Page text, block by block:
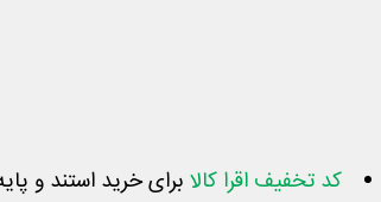
کد تخفیف اقرا کالا برای خرید استند و